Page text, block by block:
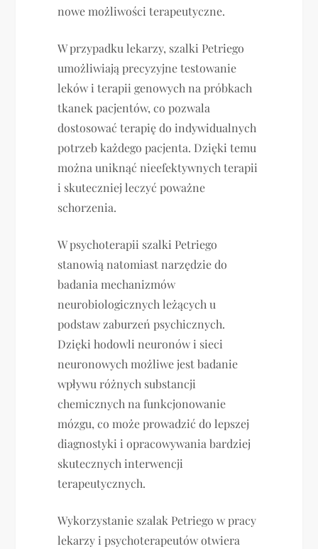
nowe możliwości terapeutyczne.
W przypadku lekarzy, szalki Petriego
umożliwiają precyzyjne testowanie
leków i terapii genowych na próbkach
tkanek pacjentów, co pozwala
dostosować terapię do indywidualnych
potrzeb każdego pacjenta. Dzięki temu
można uniknąć nieefektywnych terapii
i skuteczniej leczyć poważne
schorzenia.
W psychoterapii szalki Petriego
stanowią natomiast narzędzie do
badania mechanizmów
neurobiologicznych leżących u
podstaw zaburzeń psychicznych.
Dzięki hodowli neuronów i sieci
neuronowych możliwe jest badanie
wpływu różnych substancji
chemicznych na funkcjonowanie
mózgu, co może prowadzić do lepszej
diagnostyki i opracowywania bardziej
skutecznych interwencji
terapeutycznych.
Wykorzystanie szalak Petriego w pracy
lekarzy i psychoterapeutów otwiera